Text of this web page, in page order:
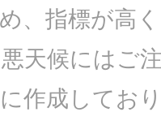
、指標が高
天候にはご
作成してお